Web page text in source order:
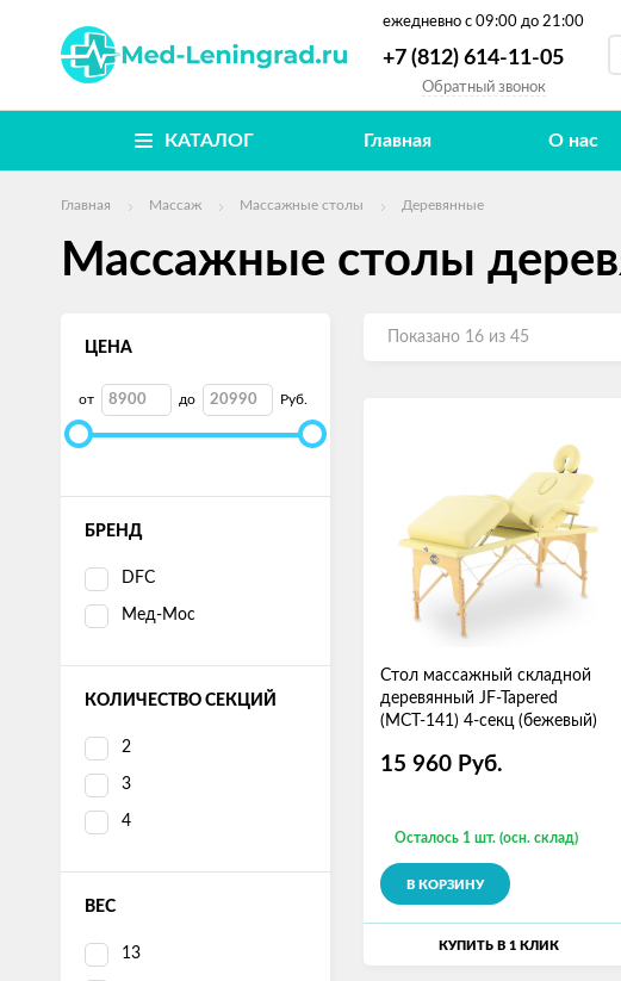
ежедневно с 09:00 до 21:00
+7 (812) 614-11-05
Обратный звонок
КАТАЛОГ Главная О нас
Главная Массаж Массажные столы Деревянные
Массажные столы
ЦЕНА
от до Руб.
БРЕНД
DFC
Мед-Мос
КОЛИЧЕСТВО СЕКЦИЙ
2
3
4
ВЕС
13
Показано 16 из 45
Стол массажный складной
деревянный JF-Tapered
(МСТ-141) 4-секц (бежевый)
15 960 Руб.
Осталось 1 шт. (осн. склад)
В КОРЗИНУ
КУПИТЬ В 1 КЛИК